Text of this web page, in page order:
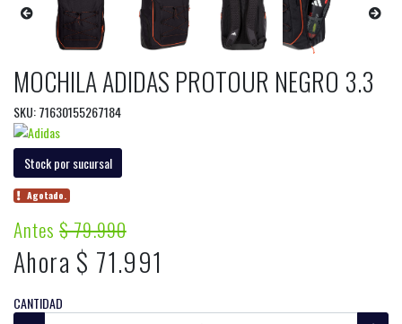
MOCHILA ADIDAS PROTOUR NEGRO 3.3
SKU: 71630155267184
Stock por sucursal
Agotado.
Antes$ 79.990
Ahora $ 71.991
CANTIDAD